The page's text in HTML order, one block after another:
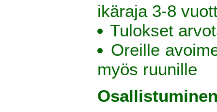
ikäraja 3-8
Tulokset
Oreille
myös ruunille